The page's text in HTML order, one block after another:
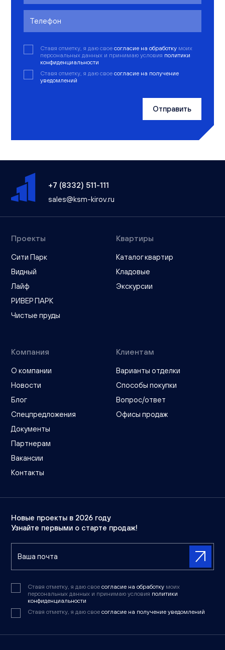
Ставя отметку, я даю свое согласие на обработку моих
персональных данных и принимаю условия политики
конфиденциальности
Ставя отметку, я даю свое согласие на получение
уведомлений
Отправить
+7 (8332) 511-111
sales@ksm-kirov.ru
Проекты
Сити Парк
Видный
Лайф
РИВЕР ПАРК
Чистые пруды
Квартиры
Каталог квартир
Кладовые
Экскурсии
Компания
О компании
Новости
Блог
Спецпредложения
Документы
Партнерам
Вакансии
Контакты
Клиентам
Варианты отделки
Способы покупки
Вопрос/ответ
Офисы продаж
Новые проекты в 2026 году
Узнайте первыми о старте продаж!
Ставя отметку, я даю свое согласие на обработку моих
персональных данных и принимаю условия политики
конфиденциальности
Ставя отметку, я даю свое согласие на получение уведомлений